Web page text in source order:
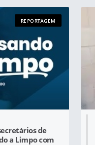
de
a Limpo com
REPORTAGEM